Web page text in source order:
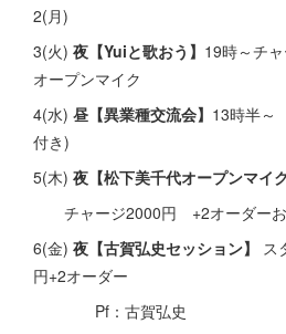
2(月)
3(火) 夜【Yuiと歌おう】 19時～チ
オープンマイク
4(水) 昼【異業種交流会】 13時半～
付き)
5(木) 夜【松下美千代オープンマイク
チャージ2000円 +2オーダーお
6(金) 夜【古賀弘史セッション】
ス
円+2オーダー
Pf：古賀弘史